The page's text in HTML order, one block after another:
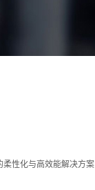
柔性化与高效能解决方案